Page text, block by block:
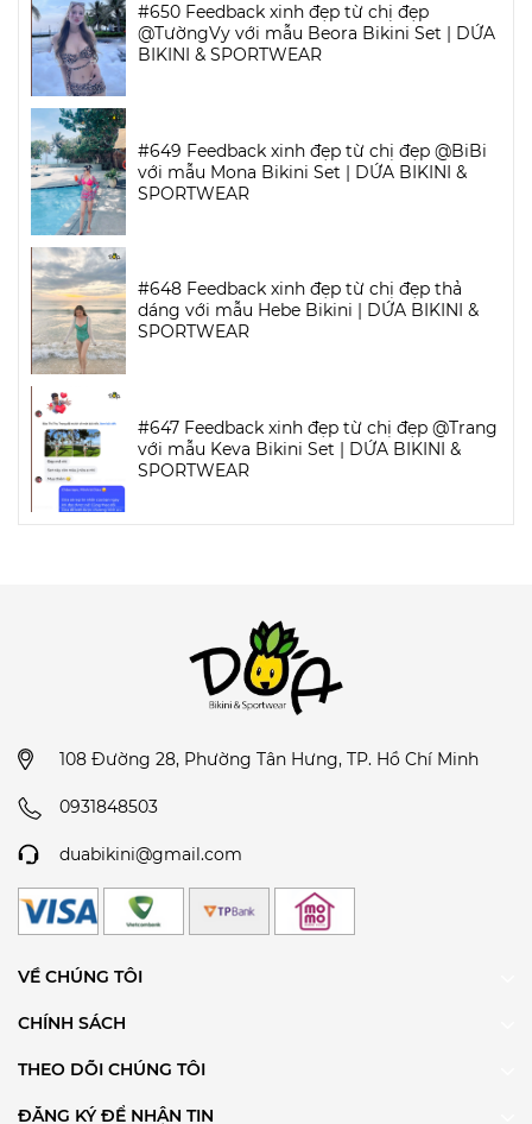
#650 Feedback xinh đẹp từ chị đẹp
@TườngVy với mẫu Beora Bikini Set | DỨA
BIKINI & SPORTWEAR
#649 Feedback xinh đẹp từ chị đẹp @BiBi
với mẫu Mona Bikini Set | DỨA BIKINI &
SPORTWEAR
#648 Feedback xinh đẹp từ chị đẹp thả
dáng với mẫu Hebe Bikini | DỨA BIKINI &
SPORTWEAR
#647 Feedback xinh đẹp từ chị đẹp @Trang
với mẫu Keva Bikini Set | DỨA BIKINI &
SPORTWEAR
108 Đường 28, Phường Tân Hưng, TP. Hồ Chí Minh
0931848503
duabikini@gmail.com
VỀ CHÚNG TÔI
CHÍNH SÁCH
THEO DÕI CHÚNG TÔI
ĐĂNG KÝ ĐỂ NHẬN TIN